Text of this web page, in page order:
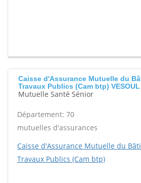
Caisse d'Assurance Mutuelle du
Travaux Publics (Cam btp) VESOUL
Mutuelle Santé Sénior
Département: 70
mutuelles d'assurances
Caisse d'Assurance Mutuelle du
Travaux Publics (Cam btp)